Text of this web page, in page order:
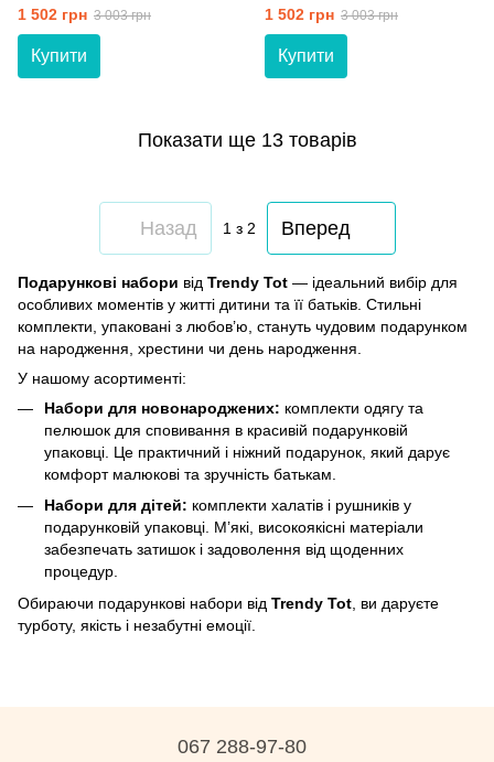
Lavori 777-20004 рожевий
40-42 (XS)
1 502 грн 3 003 грн
Купити
Lavori 777-20004 білий 48-50
(L)
1 502 грн 3 003 грн
Купити
Показати ще 13 товарів
Назад 1 з 2 Вперед
Подарункові набори від Trendy Tot — ідеальний вибір для
особливих моментів у житті дитини та її батьків. Стильні
комплекти, упаковані з любов’ю, стануть чудовим подарунком
на народження, хрестини чи день народження.
У нашому асортименті:
Набори для новонароджених: комплекти одягу та
пелюшок для сповивання в красивій подарунковій
упаковці. Це практичний і ніжний подарунок, який дарує
комфорт малюкові та зручність батькам.
Набори для дітей: комплекти халатів і рушників у
подарунковій упаковці. М’які, високоякісні матеріали
забезпечать затишок і задоволення від щоденних
процедур.
Обираючи подарункові набори від Trendy Tot , ви даруєте
турботу, якість і незабутні емоції.
067 288-97-80